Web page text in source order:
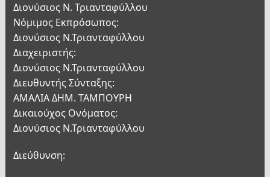
Διονύσιος Ν. Τριανταφύλλου
Νόμιμος Εκπρόσωπος:
Διονύσιος Ν.Τριανταφύλλου
Διαχειριστής:
Διονύσιος Ν.Τριανταφύλλου
Διευθυντής Σύνταξης:
ΑΜΑΛΙΑ ΔΗΜ. ΤΑΜΠΟΥΡΗ
Δικαιούχος Ονόματος:
Διονύσιος Ν.Τριανταφύλλου
Διεύθυνση: